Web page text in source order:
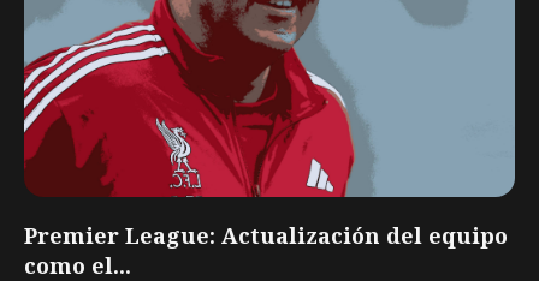
Premier League: Actualización del equipo
como el...